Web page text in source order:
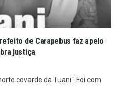
de Carapebus faz apelo
justiça
covarde da Tuani." Foi com